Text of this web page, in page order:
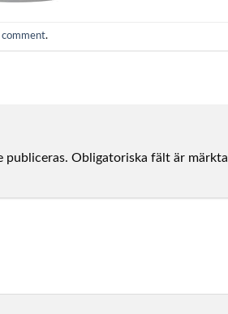
comment.
publiceras. Obligatoriska fält är märkta